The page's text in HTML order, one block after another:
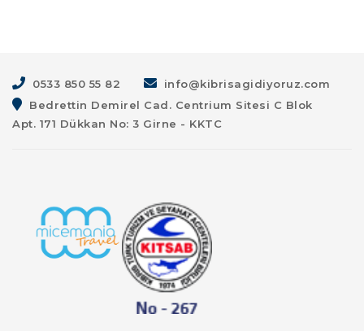
0533 850 55 82
info@kibrisagidiyoruz.com
Bedrettin Demirel Cad. Centrium Sitesi C Blok
Apt. 171 Dükkan No: 3 Girne - KKTC